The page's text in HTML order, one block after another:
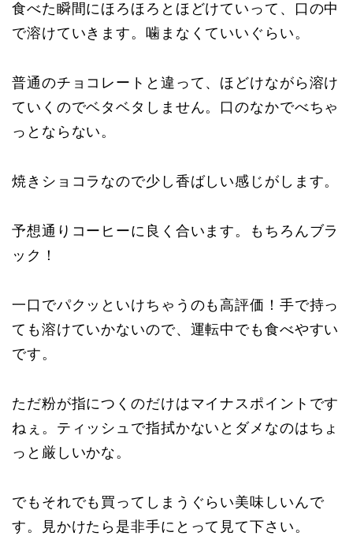
食べた瞬間にほろほろとほどけていって、口の中
で溶けていきます。噛まなくていいぐらい。
普通のチョコレートと違って、ほどけながら溶け
ていくのでベタベタしません。口のなかでべちゃ
っとならない。
焼きショコラなので少し香ばしい感じがします。
予想通りコーヒーに良く合います。もちろんブラ
ック！
一口でパクッといけちゃうのも高評価！手で持っ
ても溶けていかないので、運転中でも食べやすい
です。
ただ粉が指につくのだけはマイナスポイントです
ねぇ。ティッシュで指拭かないとダメなのはちょ
っと厳しいかな。
でもそれでも買ってしまうぐらい美味しいんで
す。見かけたら是非手にとって見て下さい。